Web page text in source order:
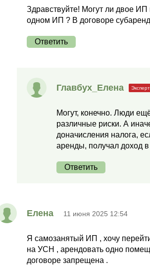
Здравствуйте! Могут ли двое
одном ИП ? В договоре
Ответить
Главбух_Елена
Могут, конечно. Люди
различные риски. А
доначисления налога,
аренды, получал доход
Ответить
Елена 11 июня 2025 12:54
Я самозанятый ИП , хочу
на УСН , арендовать одно
договоре запрещена .